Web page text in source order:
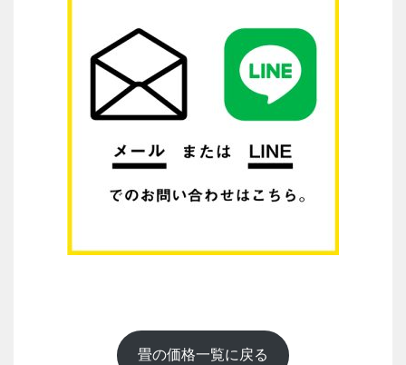
畳の価格一覧に戻る